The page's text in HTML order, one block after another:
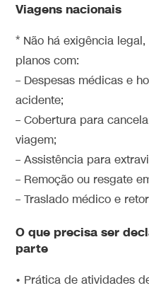
Viagens nacionais
* Não há exigência
planos com:
– Despesas médicas e
acidente;
– Cobertura para
viagem;
– Assistência para
– Remoção ou resgate
– Traslado médico e
O que precisa ser
parte
• Prática de atividades